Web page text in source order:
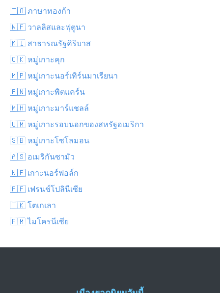
🇹🇴 ภาษาทองก้า
🇼🇫 วาลลิสและฟุตูนา
🇰🇮 สาธารณรัฐคิริบาส
🇨🇰 หมู่เกาะคุก
🇲🇵 หมู่เกาะนอร์เทิร์นมาเรียนา
🇵🇳 หมู่เกาะพิตแคร์น
🇲🇭 หมู่เกาะมาร์แชลล์
🇺🇲 หมู่เกาะรอบนอกของสหรัฐอเมริกา
🇸🇧 หมู่เกาะโซโลมอน
🇦🇸 อเมริกันซามัว
🇳🇫 เกาะนอร์ฟอล์ก
🇵🇫 เฟรนช์โปลินีเซีย
🇹🇰 โตเกเลา
🇫🇲 ไมโครนีเซีย